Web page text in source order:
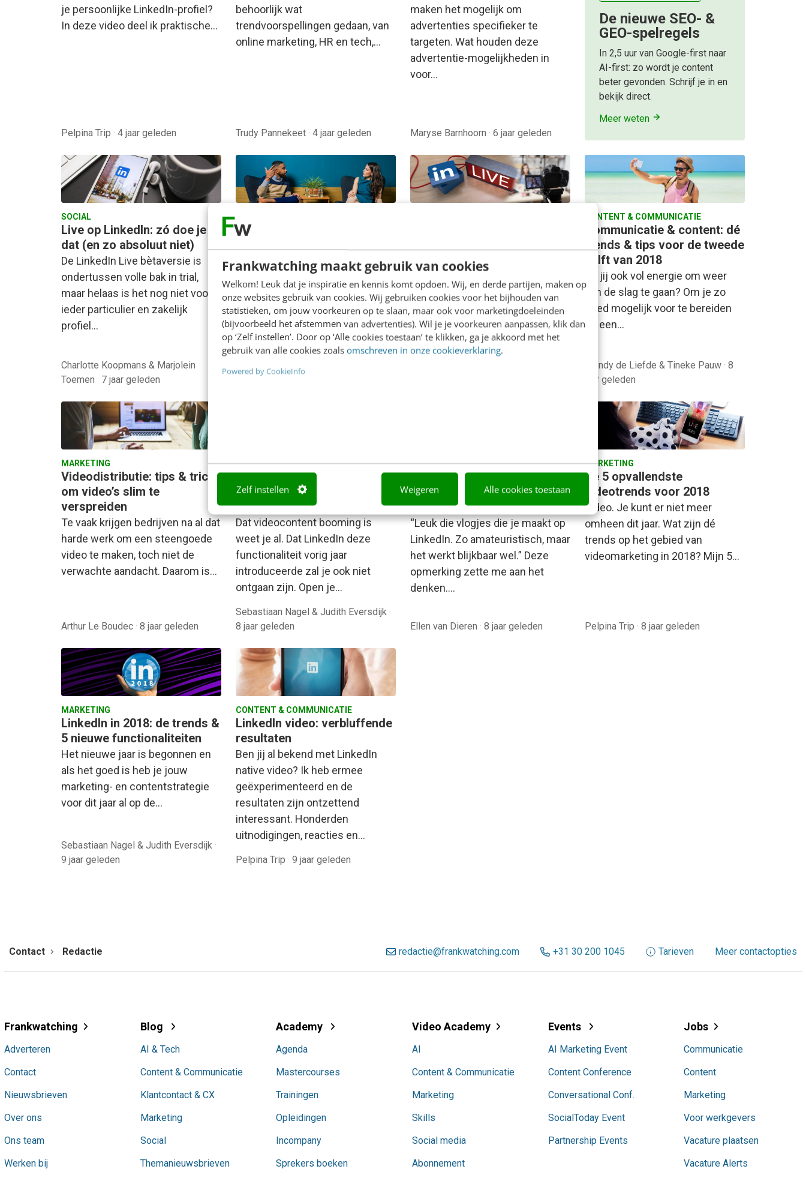
Frankwatching maakt gebruik van cookies
Welkom! Leuk dat je inspiratie en kennis komt opdoen. Wij, en derde partijen, maken op
onze websites gebruik van cookies. Wij gebruiken cookies voor het bijhouden van
statistieken, om jouw voorkeuren op te slaan, maar ook voor marketingdoeleinden
(bijvoorbeeld het afstemmen van advertenties). Wil je je voorkeuren aanpassen, klik dan
op ‘Zelf instellen’. Door op ‘Alle cookies toestaan’ te klikken, ga je akkoord met het
gebruik van alle cookies zoals omschreven in onze cookieverklaring.
Powered by CookieInfo
Zelf instellen Weigeren Alle cookies toestaan
je persoonlijke LinkedIn-profiel?
In deze video deel ik praktische…
Pelpina Trip · 4 jaar geleden
behoorlijk wat
trendvoorspellingen gedaan, van
online marketing, HR en tech,…
Trudy Pannekeet · 4 jaar geleden
maken het mogelijk om
advertenties specifieker te
targeten. Wat houden deze
advertentie-mogelijkheden in
voor…
Maryse Barnhoorn · 6 jaar geleden
De nieuwe SEO- &
GEO-spelregels
In 2,5 uur van Google-first naar
AI-first: zo wordt je content
beter gevonden. Schrijf je in en
bekijk direct.
Meer weten
SOCIAL
Live op LinkedIn: zó doe je
dat (en zo absoluut niet)
De LinkedIn Live bètaversie is
ondertussen volle bak in trial,
maar helaas is het nog niet voor
ieder particulier en zakelijk
profiel…
Charlotte Koopmans & Marjolein
Toemen · 7 jaar geleden
Nieuwe features: LinkedIn
Recruiters moeten harder werken
dan voorheen, omdat er veel
meer vacatures dan beschikbare
kandidaten zijn. Er zijn zelfs
recruiters die jagen op…
Sanne Bekkema
LinkedIn Live is live! Wat is het?
Wat kunnen we verwachten van
deze videodienst? Hoe zijn de
eerste streams (in bèta)
verlopen?…
CONTENT & COMMUNICATIE
Communicatie & content: dé
trends & tips voor de tweede
helft van 2018
Zit jij ook vol energie om weer
aan de slag te gaan? Om je zo
goed mogelijk voor te bereiden
op een…
Wendy de Liefde & Tineke Pauw · 8
jaar geleden
MARKETING
Videodistributie: tips & tricks
om video’s slim te
verspreiden
Te vaak krijgen bedrijven na al dat
harde werk om een steengoede
video te maken, toch niet de
verwachte aandacht. Daarom is…
Arthur Le Boudec · 8 jaar geleden
MARKETING
B2B-marketeers op LinkedIn:
videocontent hoogste
prioriteit + 7 tips
Dat videocontent booming is
weet je al. Dat LinkedIn deze
functionaliteit vorig jaar
introduceerde zal je ook niet
ontgaan zijn. Open je…
Sebastiaan Nagel & Judith Eversdijk ·
8 jaar geleden
MARKETING
LinkedIn-video’s:
amateuristisch of
authentiek?
“Leuk die vlogjes die je maakt op
LinkedIn. Zo amateuristisch, maar
het werkt blijkbaar wel.” Deze
opmerking zette me aan het
denken.…
Ellen van Dieren · 8 jaar geleden
MARKETING
De 5 opvallendste
videotrends voor 2018
Video. Je kunt er niet meer
omheen dit jaar. Wat zijn dé
trends op het gebied van
videomarketing in 2018? Mijn 5…
Pelpina Trip · 8 jaar geleden
MARKETING
LinkedIn in 2018: de trends &
5 nieuwe functionaliteiten
Het nieuwe jaar is begonnen en
als het goed is heb je jouw
marketing- en contentstrategie
voor dit jaar al op de…
Sebastiaan Nagel & Judith Eversdijk ·
9 jaar geleden
CONTENT & COMMUNICATIE
LinkedIn video: verbluffende
resultaten
Ben jij al bekend met LinkedIn
native video? Ik heb ermee
geëxperimenteerd en de
resultaten zijn ontzettend
interessant. Honderden
uitnodigingen, reacties en…
Pelpina Trip · 9 jaar geleden
Contact Redactie redactie@frankwatching.com +31 30 200 1045 Tarieven Meer contactopties
Frankwatching
Adverteren
Contact
Nieuwsbrieven
Over ons
Ons team
Werken bij
Blog
AI & Tech
Content & Communicatie
Klantcontact & CX
Marketing
Social
Themanieuwsbrieven
Academy
Agenda
Mastercourses
Trainingen
Opleidingen
Incompany
Sprekers boeken
Video Academy
AI
Content & Communicatie
Marketing
Skills
Social media
Abonnement
Events
AI Marketing Event
Content Conference
Conversational Conf.
SocialToday Event
Partnership Events
Jobs
Communicatie
Content
Marketing
Voor werkgevers
Vacature plaatsen
Vacature Alerts